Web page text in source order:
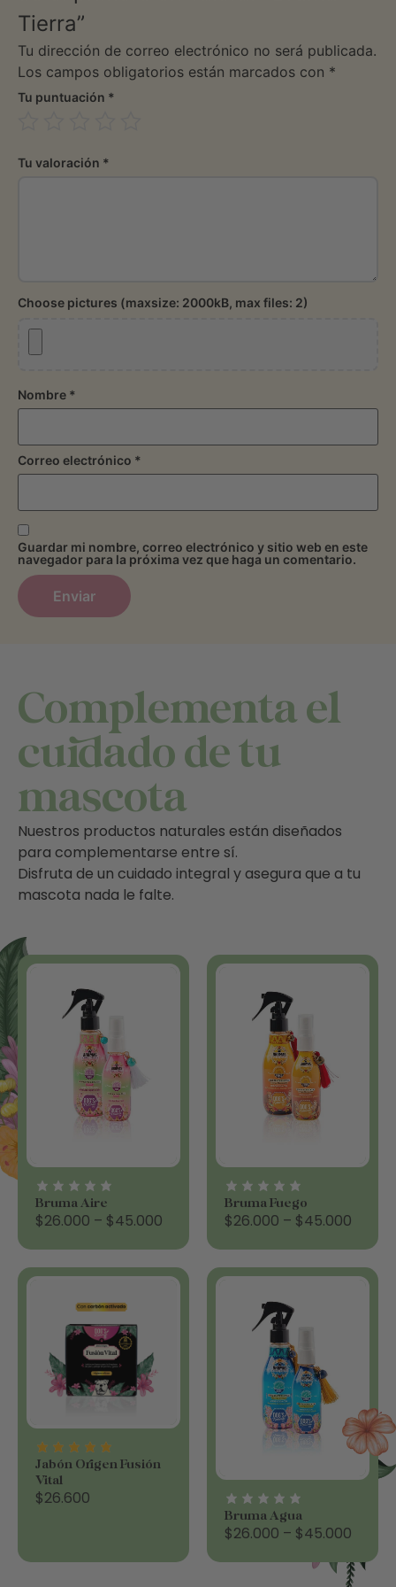
Tierra”
Tu dirección de correo electrónico no será publicada.
Los campos obligatorios están marcados con *
Tu puntuación *
Tu valoración *
Choose pictures (maxsize: 2000kB, max files: 2)
Nombre *
Correo electrónico *
Guardar mi nombre, correo electrónico y sitio web en este
navegador para la próxima vez que haga un comentario.
Complementa el
cuidado de tu
mascota
Nuestros productos naturales están diseñados
para complementarse entre sí.
Disfruta de un cuidado integral y asegura que a tu
mascota nada le falte.
Bruma Aire
$26.000 – $45.000
Bruma Fuego
$26.000 – $45.000
Jabón Origen Fusión
Vital
$26.600
Bruma Agua
$26.000 – $45.000